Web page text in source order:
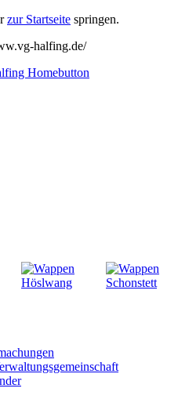
zur Startseite springen.
halfing.de/